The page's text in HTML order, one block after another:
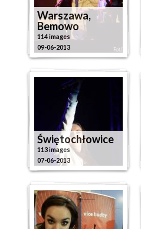
Warszawa,
Bemowo
114 images
09-06-2013
Świętochłowice
113 images
07-06-2013